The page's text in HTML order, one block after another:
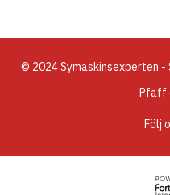
© 2024 Symaskinsexperten -
Pfaff
Följ